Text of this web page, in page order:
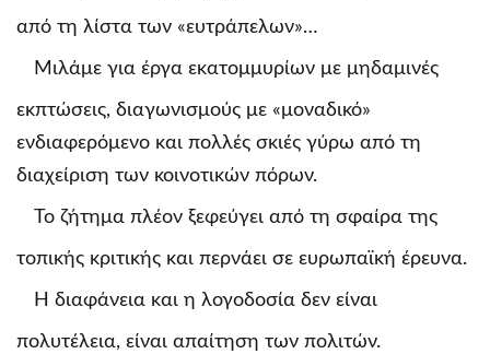
από τη λίστα των «ευτράπελων»…
Μιλάμε για έργα εκατομμυρίων με μηδαμινές
εκπτώσεις, διαγωνισμούς με «μοναδικό»
ενδιαφερόμενο και πολλές σκιές γύρω από τη
διαχείριση των κοινοτικών πόρων.
Το ζήτημα πλέον ξεφεύγει από τη σφαίρα της
τοπικής κριτικής και περνάει σε ευρωπαϊκή έρευνα.
Η διαφάνεια και η λογοδοσία δεν είναι
πολυτέλεια, είναι απαίτηση των πολιτών.